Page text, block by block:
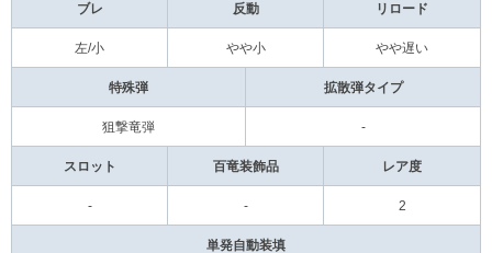
ブレ 反動 リロード
左/小 やや小 やや遅い
特殊弾 拡散弾タイプ
狙撃竜弾 -
スロット 百竜装飾品 レア度
- - 2
単発自動装填